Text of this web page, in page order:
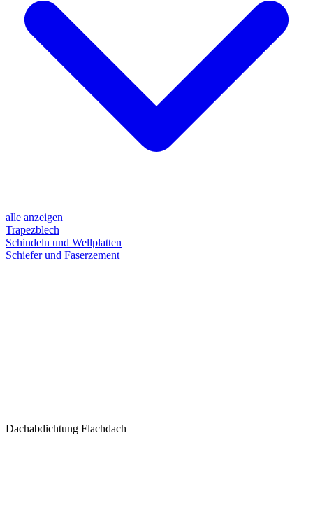
alle anzeigen
Trapezblech
Schindeln und Wellplatten
Schiefer und Faserzement
Dachabdichtung Flachdach